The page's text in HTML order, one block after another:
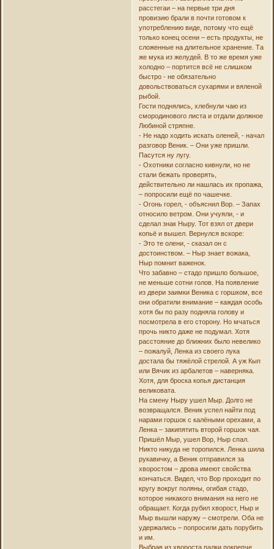
расстегаи – на первые три дня
провизию брали в почти готовом к
употреблению виде, потому что ещё
только конец осени – есть продукты, не
сложенные на длительное хранение. Та
же мука из желудей. В то же время уже
холодно – портится всё не слишком
быстро - не обязательно
довольствоваться сухарями и вяленой
рыбой.
Гости поднялись, хлебнули чаю из
смородинового листа и отдали должное
Любиной стряпне.
- Не надо ходить искать оленей, - начал
разговор Веник. – Они уже пришли.
Пасутся ну лугу.
- Охотники согласно кивнули, но не
стали бежать проверять,
действительно ли нашлась их пропажа,
– попросили ещё по чашечке.
- Огонь горел, - объяснил Вор. – Запах
относило ветром. Они учуяли, - и
сделал знак Ныру. Тот взял от двери
копьё и вышел. Вернулся вскоре:
- Это те олени, - сказал он с
достоинством. – Ныр знает вожака,
Ныр помнит важенок.
Что забавно – стадо пришло большое,
не меньше сотни голов. На появление
из двери заимки Веника с горшком, все
они обратили внимание – каждая особь
хотя бы по разу подняла голову и
посмотрела в его сторону. Но мчаться
прочь никто даже не подумал. Хотя
расстояние до ближних было невелико
– пожалуй, Ленка из своего лука
достала бы тяжёлой стрелой. А уж Кып
или Вячик из арбалетов – наверняка.
Хотя, для броска копья дистанция
великовата.
На смену Ныру ушел Мыр. Долго не
возвращался. Веник успел найти под
нарами горшок с калёными орехами, а
Ленка – закипятить второй горшок чая.
Пришёл Мыр, ушел Вор, Ныр спал.
Никто никуда не торопился. Ленка шила
рукавичку, а Веник отправился за
хворостом – дрова имеют свойства
кончаться. Видел, что Вор проходит по
кругу вокруг поляны, огибая стадо,
которое никакого внимания на него не
обращает. Когда рубил хворост, Ныр и
Мыр вышли наружу – смотрели. Оба не
удержались – попросили дать порубить
и им.
Выбрав из хвороста палки покрепче,